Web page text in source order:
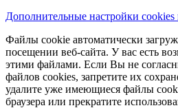
Дополнительные настройки cookies
Файлы cookie автоматически
посещении веб-сайта. У вас есть
этими файлами. Если Вы не
файлов cookies, запретите их
удалите уже имеющиеся файлы
браузера или прекратите